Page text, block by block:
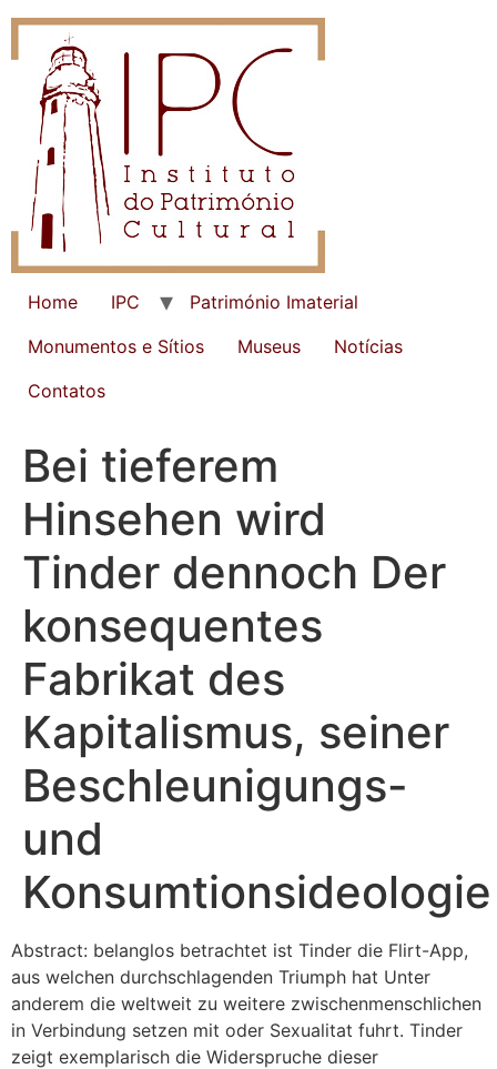
Home IPC
Património Imaterial
Monumentos e Sítios
Museus
Notícias
Contatos
Bei tieferem
Hinsehen wird
Tinder dennoch Der
konsequentes
Fabrikat des
Kapitalismus, seiner
Beschleunigungs-
und
Konsumtionsideologie
Abstract: belanglos betrachtet ist Tinder die Flirt-App,
aus welchen durchschlagenden Triumph hat Unter
anderem die weltweit zu weitere zwischenmenschlichen
in Verbindung setzen mit oder Sexualitat fuhrt. Tinder
zeigt exemplarisch die Widerspruche dieser